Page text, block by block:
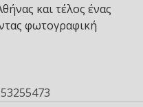
και τέλος ένας
φωτογραφική